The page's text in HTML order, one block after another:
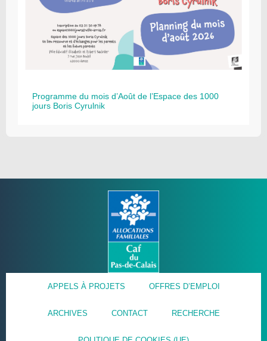
Programme du mois d’Août de l’Espace des 1000
jours Boris Cyrulnik
APPELS À PROJETS OFFRES D’EMPLOI
ARCHIVES CONTACT RECHERCHE